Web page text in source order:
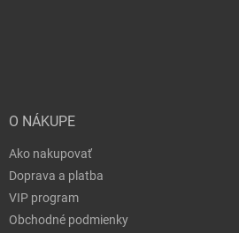
O NÁKUPE
Ako nakupovať
Doprava a platba
VIP program
Obchodné podmienky